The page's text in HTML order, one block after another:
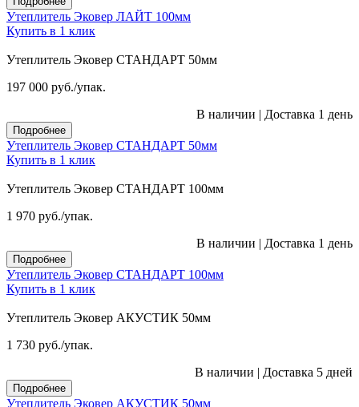
Утеплитель Эковер ЛАЙТ 100мм
Купить в 1 клик
Утеплитель Эковер СТАНДАРТ 50мм
197 000 руб./упак.
В наличии | Доставка 1 день
Подробнее
Утеплитель Эковер СТАНДАРТ 50мм
Купить в 1 клик
Утеплитель Эковер СТАНДАРТ 100мм
1 970 руб./упак.
В наличии | Доставка 1 день
Подробнее
Утеплитель Эковер СТАНДАРТ 100мм
Купить в 1 клик
Утеплитель Эковер АКУСТИК 50мм
1 730 руб./упак.
В наличии | Доставка 5 дней
Подробнее
Утеплитель Эковер АКУСТИК 50мм